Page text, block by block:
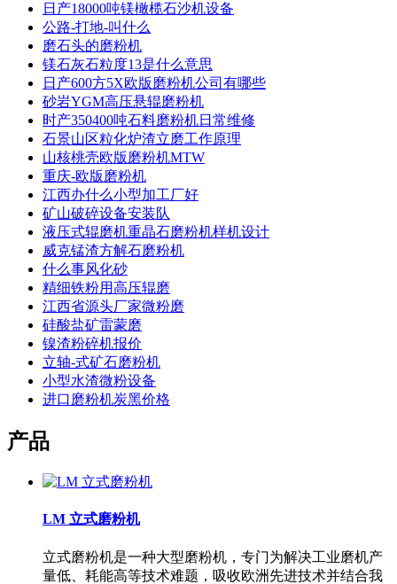
日产18000吨镁橄榄石沙机设备
公路-打地-叫什么
磨石头的磨粉机
镁石灰石粒度13是什么意思
日产600方5X欧版磨粉机公司有哪些
砂岩YGM高压悬辊磨粉机
时产350400吨石料磨粉机日常维修
石景山区粒化炉渣立磨工作原理
山核桃壳欧版磨粉机MTW
重庆-欧版磨粉机
江西办什么小型加工厂好
矿山破碎设备安装队
液压式辊磨机重晶石磨粉机样机设计
威克锰渣方解石磨粉机
什么事风化砂
精细铁粉用高压辊磨
江西省源头厂家微粉磨
硅酸盐矿雷蒙磨
镍渣粉碎机报价
立轴-式矿石磨粉机
小型水渣微粉设备
进口磨粉机炭黑价格
产品
LM 立式磨粉机
立式磨粉机是一种大型磨粉机，专门为解决工业磨机产
量低、耗能高等技术难题，吸收欧洲先进技术并结合我